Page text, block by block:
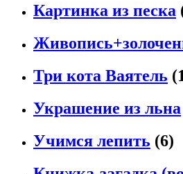
Картинка из песка
Три кота Ваятель
Украшение из льна
Учимся лепить (6)